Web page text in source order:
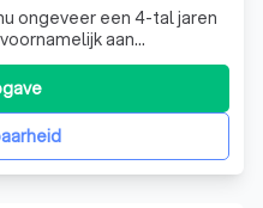
ongeveer een 4-tal jaren
aan
zowel bestaande als
, tegel en vloerwerken
van badkamers .